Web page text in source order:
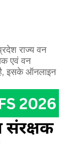
राज्य वन
एवं वन
है, इसके ऑनलाइन